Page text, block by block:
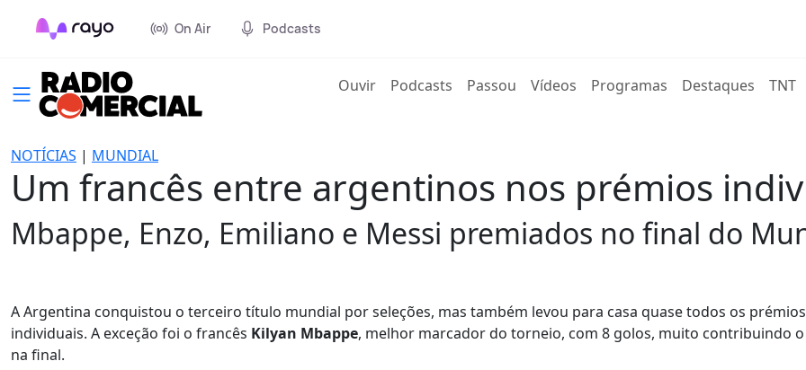
On Air Podcasts
Ouvir(current)
Podcasts Passou Vídeos Programas Destaques TNT
NOTÍCIAS | MUNDIAL
Um francês entre argentinos nos prémios
Mbappe, Enzo, Emiliano e Messi premiados no final do
A Argentina conquistou o terceiro título mundial por seleções, mas também levou para casa quase todos os prémios
individuais. A exceção foi o francês Kilyan Mbappe, melhor marcador do torneio, com 8 golos, muito contribuindo
na final.